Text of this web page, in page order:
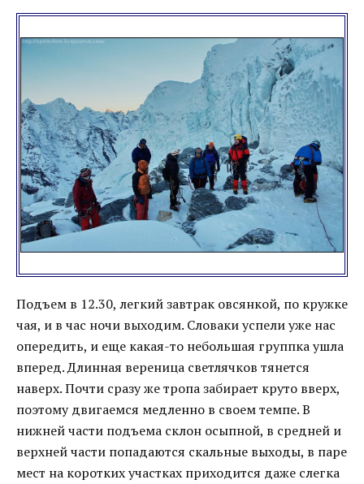
Подъем в 12.30, легкий завтрак овсянкой, по кружке
чая, и в час ночи выходим. Словаки успели уже нас
опередить, и еще какая-то небольшая группка ушла
вперед. Длинная вереница светлячков тянется
наверх. Почти сразу же тропа забирает круто вверх,
поэтому двигаемся медленно в своем темпе. В
нижней части подъема склон осыпной, в средней и
верхней части попадаются скальные выходы, в паре
мест на коротких участках приходится даже слегка